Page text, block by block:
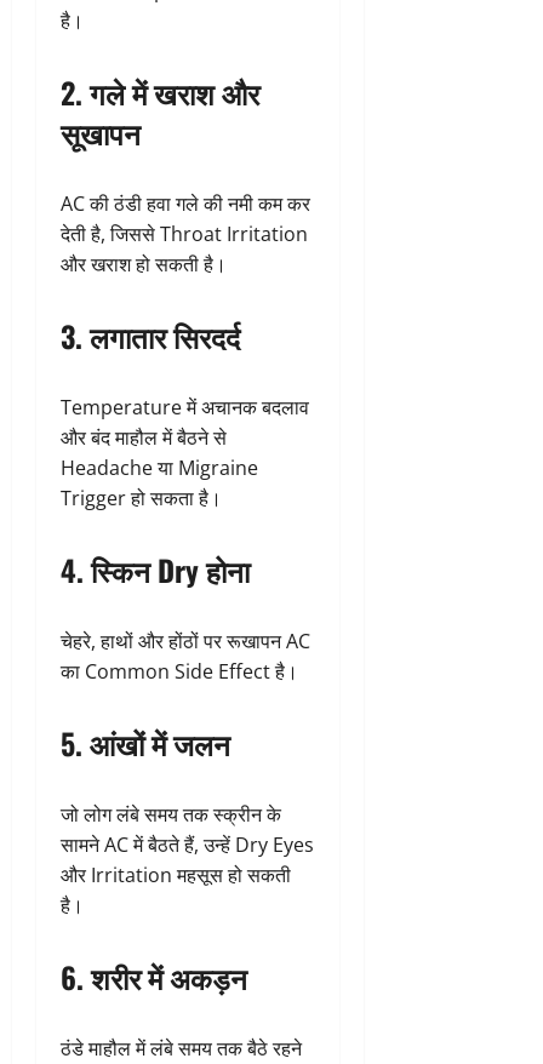
है।
2. गले में खराश और
सूखापन
AC की ठंडी हवा गले की नमी कम कर
देती है, जिससे Throat Irritation
और खराश हो सकती है।
3. लगातार सिरदर्द
Temperature में अचानक बदलाव
और बंद माहौल में बैठने से
Headache या Migraine
Trigger हो सकता है।
4. स्किन Dry होना
चेहरे, हाथों और होंठों पर रूखापन AC
का Common Side Effect है।
5. आंखों में जलन
जो लोग लंबे समय तक स्क्रीन के
सामने AC में बैठते हैं, उन्हें Dry Eyes
और Irritation महसूस हो सकती
है।
6. शरीर में अकड़न
ठंडे माहौल में लंबे समय तक बैठे रहने